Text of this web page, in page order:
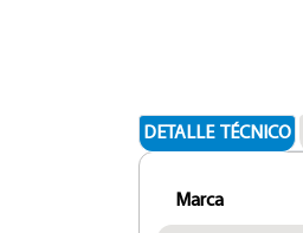
DETALLE TÉCNICO
Marca